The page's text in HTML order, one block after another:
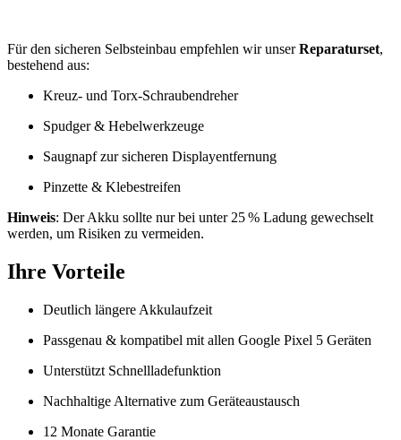
Für den sicheren Selbsteinbau empfehlen wir unserReparaturset,
bestehend aus:
Kreuz- und Torx-Schraubendreher
Spudger & Hebelwerkzeuge
Saugnapf zur sicheren Displayentfernung
Pinzette & Klebestreifen
Hinweis: Der Akku sollte nur bei unter 25 % Ladung gewechselt
werden, um Risiken zu vermeiden.
Ihre Vorteile
Deutlich längere Akkulaufzeit
Passgenau & kompatibel mit allen Google Pixel 5 Geräten
Unterstützt Schnellladefunktion
Nachhaltige Alternative zum Geräteaustausch
12 Monate Garantie